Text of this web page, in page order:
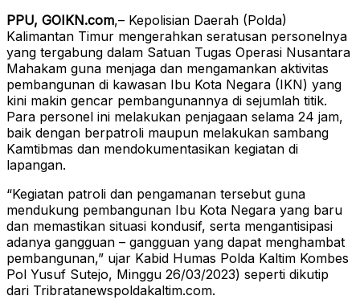
PPU, GOIKN.com,– Kepolisian Daerah (Polda)
Kalimantan Timur mengerahkan seratusan personelnya
yang tergabung dalam Satuan Tugas Operasi Nusantara
Mahakam guna menjaga dan mengamankan aktivitas
pembangunan di kawasan Ibu Kota Negara (IKN) yang
kini makin gencar pembangunannya di sejumlah titik.
Para personel ini melakukan penjagaan selama 24 jam,
baik dengan berpatroli maupun melakukan sambang
Kamtibmas dan mendokumentasikan kegiatan di
lapangan.
“Kegiatan patroli dan pengamanan tersebut guna
mendukung pembangunan Ibu Kota Negara yang baru
dan memastikan situasi kondusif, serta mengantisipasi
adanya gangguan – gangguan yang dapat menghambat
pembangunan,” ujar Kabid Humas Polda Kaltim Kombes
Pol Yusuf Sutejo, Minggu 26/03/2023) seperti dikutip
dari Tribratanewspoldakaltim.com.